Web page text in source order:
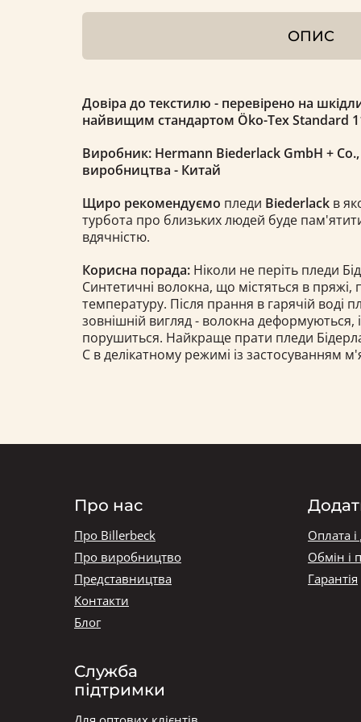
ОПИС
Довіра до текстилю - перевірено на
найвищим стандартом Öko-Tex Standard
Виробник: Hermann Biederlack GmbH +
виробництва - Китай
Щиро рекомендуємо пледи Biederlack в
турбота про близьких людей буде
вдячністю.
Корисна порада: Ніколи не періть пледи
Синтетичні волокна, що містяться в пряжі,
температуру. Після прання в гарячій воді
зовнішній вигляд - волокна деформуються,
порушиться. Найкраще прати пледи
С в делікатному режимі із застосуванням
Про нас
Про Billerbeck
Про виробництво
Представництва
Контакти
Блог
Служба
підтримки
Оплата і
Обмін і
Гарантія